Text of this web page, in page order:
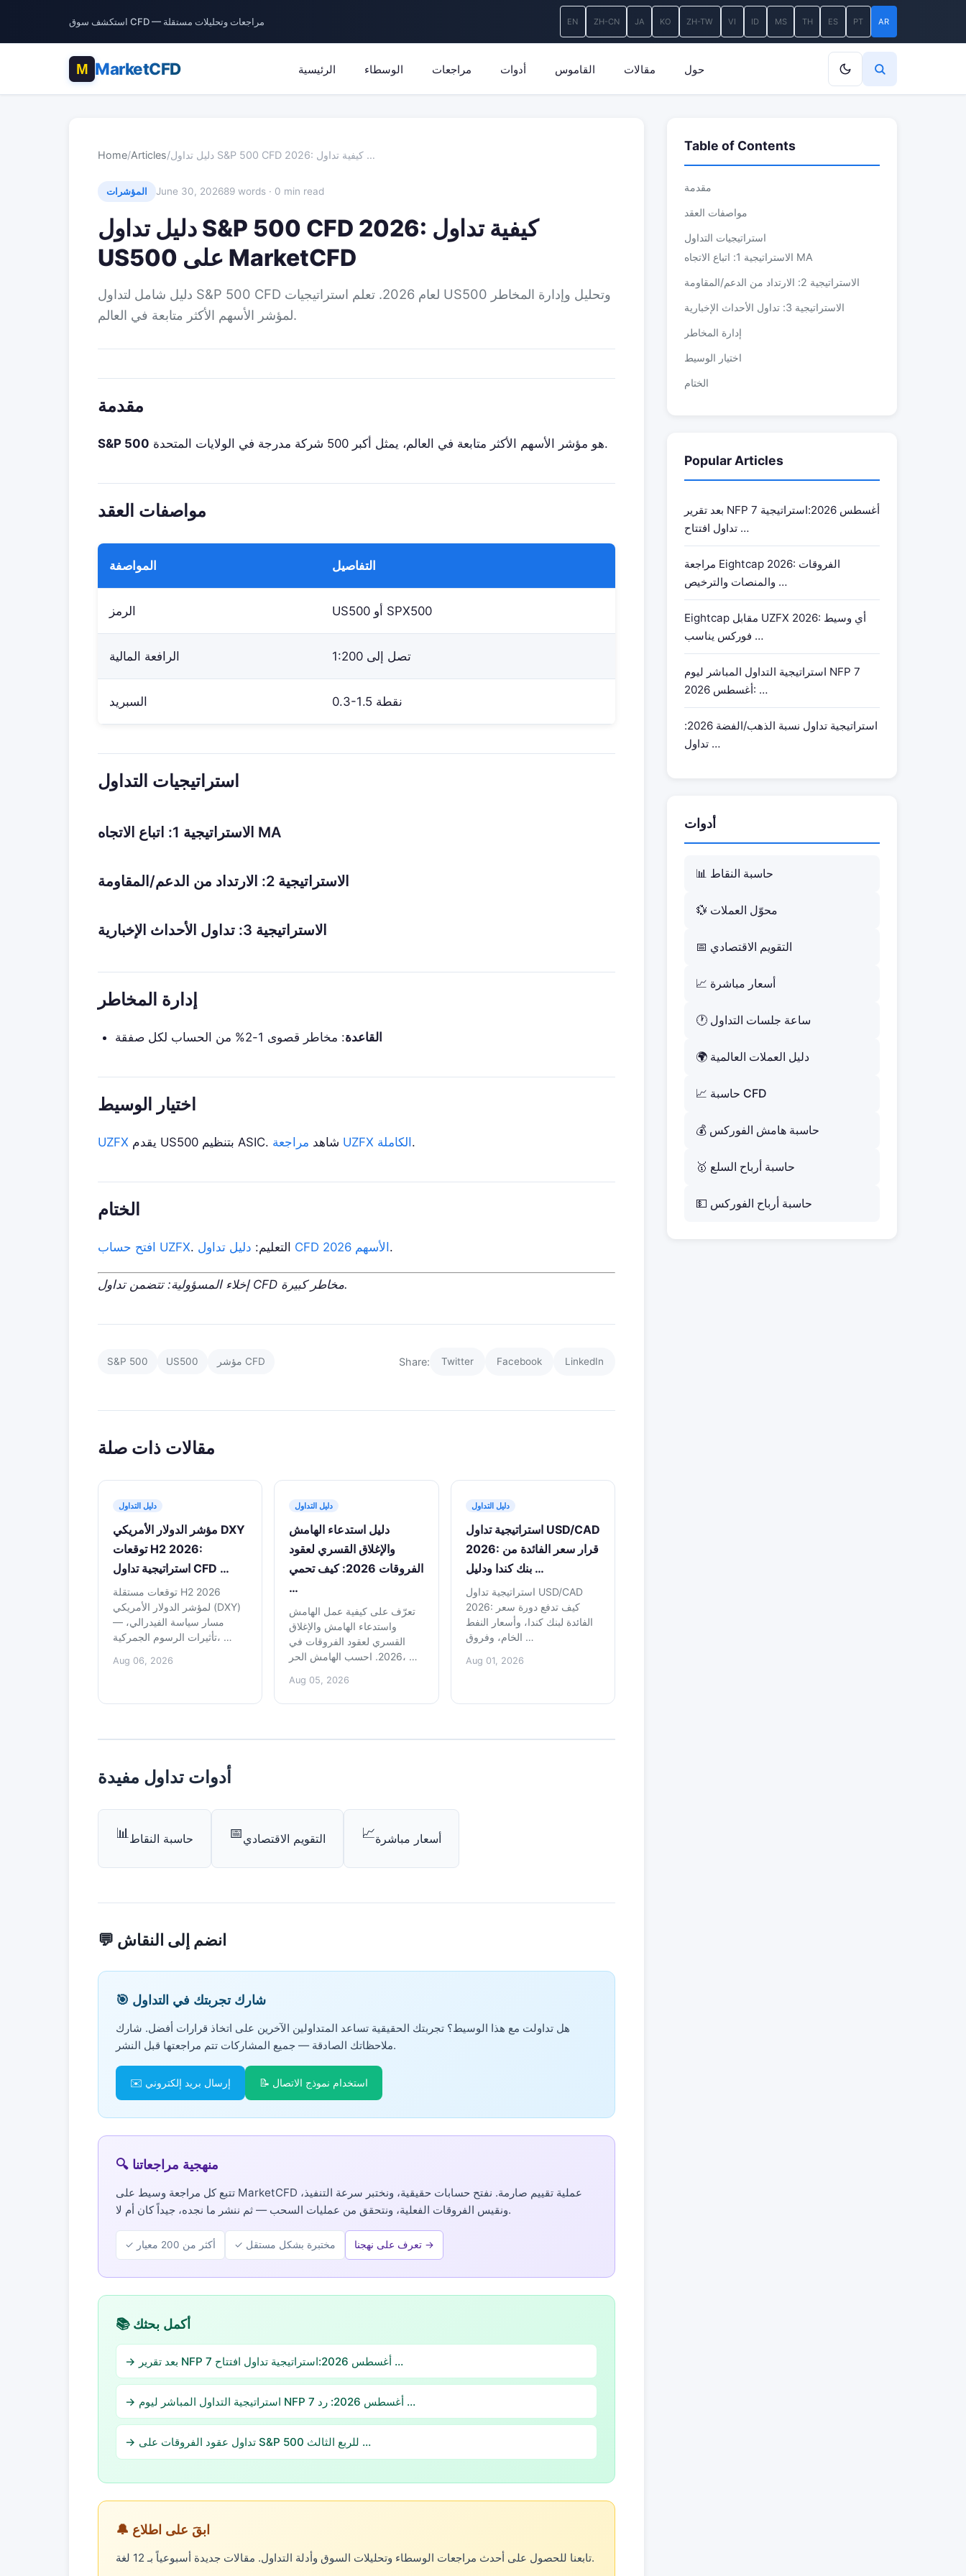
استكشف سوق CFD — مراجعات وتحليلات مستقلة EN ZH-CN JA KO ZH-TW VI ID MS TH ES PT AR
MarketCFD الرئيسية الوسطاء مراجعات أدوات القاموس مقالات حول
Home/Articles/ دليل تداول S&P 500 CFD 2026: كيفية تداول …
المؤشرات June 30, 202689 words · 0 min read
دليل تداول S&P 500 CFD 2026: كيفية تداول
US500 على MarketCFD
دليل شامل لتداول S&P 500 CFD لعام 2026. تعلم استراتيجيات US500 وتحليل وإدارة المخاطر
لمؤشر الأسهم الأكثر متابعة في العالم.
مقدمة
S&P 500 هو مؤشر الأسهم الأكثر متابعة في العالم، يمثل أكبر 500 شركة مدرجة في الولايات المتحدة.
مواصفات العقد
المواصفة التفاصيل
الرمز US500 أو SPX500
الرافعة المالية تصل إلى 1:200
السبريد 0.3-1.5 نقطة
استراتيجيات التداول
الاستراتيجية 1: اتباع الاتجاه MA
الاستراتيجية 2: الارتداد من الدعم/المقاومة
الاستراتيجية 3: تداول الأحداث الإخبارية
إدارة المخاطر
القاعدة: مخاطر قصوى 1-2% من الحساب لكل صفقة
اختيار الوسيط
UZFX يقدم US500 بتنظيم ASIC. شاهد مراجعة UZFX الكاملة .
الختام
افتح حساب UZFX . التعليم: دليل تداول CFD الأسهم 2026 .
إخلاء المسؤولية: تتضمن تداول CFD مخاطر كبيرة.
S&P 500 US500 مؤشر CFD Share: Twitter Facebook LinkedIn
مقالات ذات صلة
دليل التداول
مؤشر الدولار الأمريكي DXY
توقعات H2 2026:
استراتيجية تداول CFD …
توقعات مستقلة H2 2026
لمؤشر الدولار الأمريكي (DXY)
— مسار سياسة الفيدرالي،
تأثيرات الرسوم الجمركية، …
Aug 06, 2026
دليل التداول
دليل استدعاء الهامش
والإغلاق القسري لعقود
الفروقات 2026: كيف تحمي
…
تعرّف على كيفية عمل الهامش
واستدعاء الهامش والإغلاق
القسري لعقود الفروقات في
2026. احسب الهامش الحر، …
Aug 05, 2026
دليل التداول
استراتيجية تداول USD/CAD
2026: قرار سعر الفائدة من
بنك كندا ودليل …
استراتيجية تداول USD/CAD
2026: كيف تدفع دورة سعر
الفائدة لبنك كندا، وأسعار النفط
الخام، وفروق …
Aug 01, 2026
أدوات تداول مفيدة
📊حاسبة النقاط 📅التقويم الاقتصادي 📈أسعار مباشرة
💬 انضم إلى النقاش
🎯 شارك تجربتك في التداول
هل تداولت مع هذا الوسيط؟ تجربتك الحقيقية تساعد المتداولين الآخرين على اتخاذ قرارات أفضل. شارك
ملاحظاتك الصادقة — جميع المشاركات تتم مراجعتها قبل النشر.
✉️ إرسال بريد إلكتروني 📝 استخدام نموذج الاتصال
🔍 منهجية مراجعاتنا
تتبع كل مراجعة وسيط على MarketCFD عملية تقييم صارمة. نفتح حسابات حقيقية، ونختبر سرعة التنفيذ،
ونقيس الفروقات الفعلية، ونتحقق من عمليات السحب — ثم ننشر ما نجده، جيداً كان أم لا.
✓ أكثر من 200 معيار ✓ مختبرة بشكل مستقل تعرف على نهجنا →
📚 أكمل بحثك
→ بعد تقرير NFP 7 أغسطس 2026:استراتيجية تداول افتتاح …
→ استراتيجية التداول المباشر ليوم NFP 7 أغسطس 2026: رد …
→ تداول عقود الفروقات على S&P 500 للربع الثالث …
🔔 ابقَ على اطلاع
تابعنا للحصول على أحدث مراجعات الوسطاء وتحليلات السوق وأدلة التداول. مقالات جديدة أسبوعياً بـ 12 لغة.
Table of Contents
مقدمة
مواصفات العقد
استراتيجيات التداول
الاستراتيجية 1: اتباع الاتجاه MA
الاستراتيجية 2: الارتداد من الدعم/المقاومة
الاستراتيجية 3: تداول الأحداث الإخبارية
إدارة المخاطر
اختيار الوسيط
الختام
Popular Articles
بعد تقرير NFP 7 أغسطس 2026:استراتيجية
تداول افتتاح …
مراجعة Eightcap 2026: الفروقات
والمنصات والترخيص …
Eightcap مقابل UZFX 2026: أي وسيط
فوركس يناسب …
استراتيجية التداول المباشر ليوم NFP 7
أغسطس 2026: …
استراتيجية تداول نسبة الذهب/الفضة 2026:
تداول …
أدوات
📊 حاسبة النقاط
💱 محوّل العملات
📅 التقويم الاقتصادي
📈 أسعار مباشرة
🕐 ساعة جلسات التداول
🌍 دليل العملات العالمية
📈 حاسبة CFD
💰 حاسبة هامش الفوركس
🥇 حاسبة أرباح السلع
💵 حاسبة أرباح الفوركس